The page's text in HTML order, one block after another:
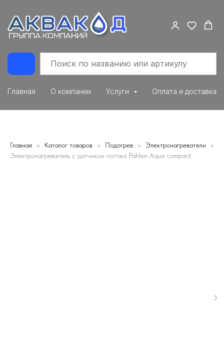
Главная О компании Услуги Оплата и доставка
Главная Каталог товаров Подогрев
Электронагреватели
Электронагреватель с датчиком потока Pahlen Aqua compact